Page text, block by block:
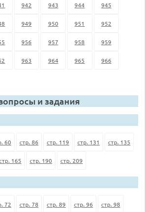
942 943 944 945
949 950 951 952
956 957 958 959
963 964 965 966
и задания
60 стр. 86 стр. 119 стр. 131 стр. 135
165 стр. 190 стр. 209
72 стр. 78 стр. 89 стр. 96 стр. 98